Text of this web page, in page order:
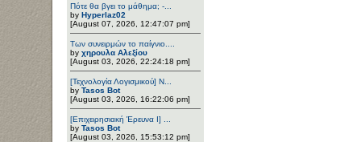
Πότε θα βγει το μάθημα; -...
by Hyperlaz02
[August 07, 2026, 12:47:07 pm]
Των συνειρμών το παίγνιο....
by χηρουλα Αλεξίου
[August 03, 2026, 22:24:18 pm]
[Τεχνολογία Λογισμικού] Ν...
by Tasos Bot
[August 03, 2026, 16:22:06 pm]
[Επιχειρησιακή Έρευνα Ι] ...
by Tasos Bot
[August 03, 2026, 15:53:12 pm]